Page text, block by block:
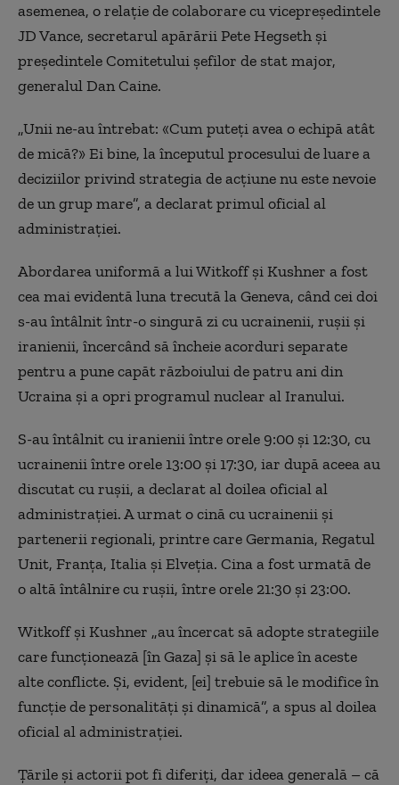
asemenea, o relație de colaborare cu vicepreședintele
JD Vance, secretarul apărării Pete Hegseth și
președintele Comitetului șefilor de stat major,
generalul Dan Caine.
„Unii ne-au întrebat: «Cum puteți avea o echipă atât
de mică?» Ei bine, la începutul procesului de luare a
deciziilor privind strategia de acțiune nu este nevoie
de un grup mare”, a declarat primul oficial al
administrației.
Abordarea uniformă a lui Witkoff și Kushner a fost
cea mai evidentă luna trecută la Geneva, când cei doi
s-au întâlnit într-o singură zi cu ucrainenii, rușii și
iranienii, încercând să încheie acorduri separate
pentru a pune capăt războiului de patru ani din
Ucraina și a opri programul nuclear al Iranului.
S-au întâlnit cu iranienii între orele 9:00 și 12:30, cu
ucrainenii între orele 13:00 și 17:30, iar după aceea au
discutat cu rușii, a declarat al doilea oficial al
administrației. A urmat o cină cu ucrainenii și
partenerii regionali, printre care Germania, Regatul
Unit, Franța, Italia și Elveția. Cina a fost urmată de
o altă întâlnire cu rușii, între orele 21:30 și 23:00.
Witkoff și Kushner „au încercat să adopte strategiile
care funcționează [în Gaza] și să le aplice în aceste
alte conflicte. Și, evident, [ei] trebuie să le modifice în
funcție de personalități și dinamică”, a spus al doilea
oficial al administrației.
Țările și actorii pot fi diferiți, dar ideea generală – că